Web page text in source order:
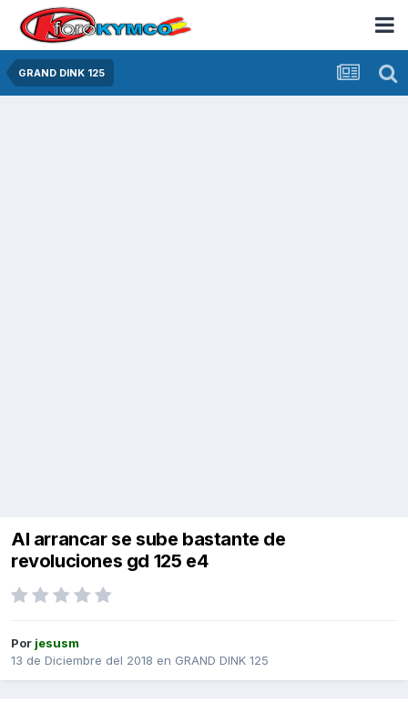
GRAND DINK 125
Al arrancar se sube bastante de
revoluciones gd 125 e4
Por jesusm
13 de Diciembre del 2018 en GRAND DINK 125